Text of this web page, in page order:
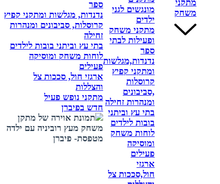
מתקני
משחק
מונגשים לגני
ילדים
מתקני משחק
ופעילות לבתי
ספר
נדנדות,מגלשות
ומתקני קפיץ
קרוסלות
,סביבונים
ומנהרות זחילה
בתי עץ וביתני
בובות לילדים
לוחות משחק
ומוסיקה
פעילים
ארגזי
חול,סככות צל
ספר
נדנדות, מגלשות ומתקני קפיץ
קרוסלות, סביבונים ומנהרות
זחילה
בתי עץ וביתני בובות לילדים
לוחות משחק ומוסיקה
פעילים
ארגזי חול, סככות צל
והצללות
מתקני נופש פעיל
חדש בפיברן